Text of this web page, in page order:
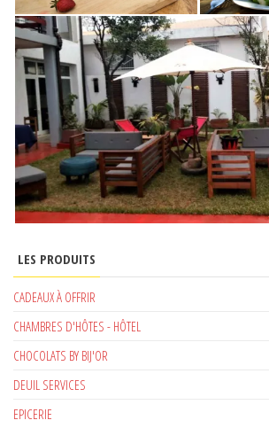
LES PRODUITS
CADEAUX À OFFRIR
CHAMBRES D'HÔTES - HÔTEL
CHOCOLATS BY BIJ'OR
DEUIL SERVICES
EPICERIE